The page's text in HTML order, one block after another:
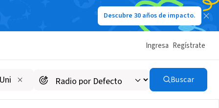
Descubre 30 años de impacto.
Ingresa Regístrate
Buscar